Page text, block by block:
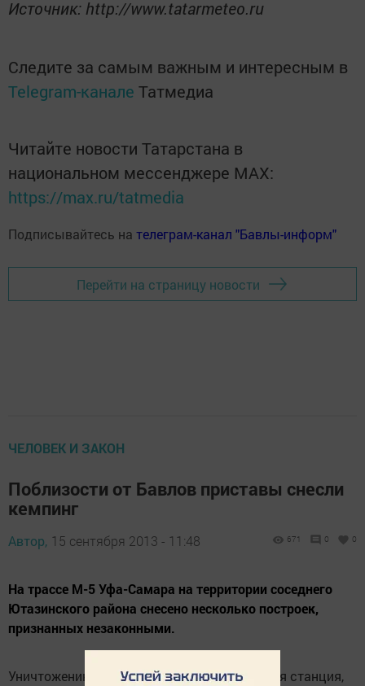
Источник: http://www.tatarmeteo.ru
Следите за самым важным и интересным в
Telegram-канале Татмедиа
Читайте новости Татарстана в
национальном мессенджере MАХ:
https://max.ru/tatmedia
Подписывайтесь на телеграм-канал "Бавлы-информ"
Перейти на страницу новости
ЧЕЛОВЕК И ЗАКОН
Поблизости от Бавлов приставы снесли
кемпинг
Автор, 15 сентября 2013 - 11:48 671 0 0
На трассе М-5 Уфа-Самара на территории соседнего
Ютазинского района снесено несколько построек,
признанных незаконными.
Уничтожению подверглись автозаправочная станция,